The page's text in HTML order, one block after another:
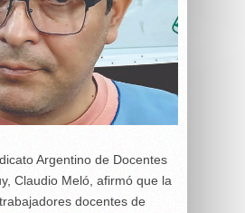
Argentino de Docentes
Claudio Meló, afirmó que la
docentes de